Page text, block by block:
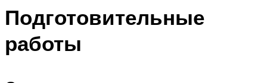
Подготовительные
работы